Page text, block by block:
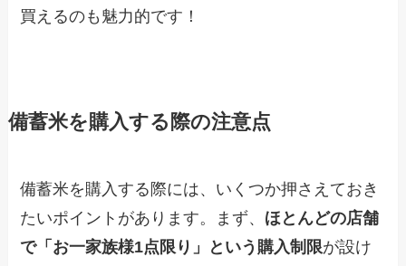
買えるのも魅力的です！
備蓄米を購入する際の注意点
備蓄米を購入する際には、いくつか押さえておき
たいポイントがあります。まず、 ほとんどの店舗
で「お一家族様1点限り」という購入制限が設け